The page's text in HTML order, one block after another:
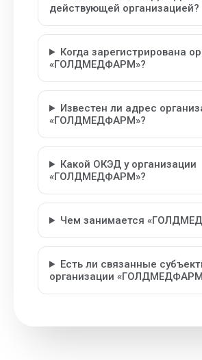
действующей организацией?
Когда зарегистрирована
«ГОЛДМЕДФАРМ»?
Известен ли адрес
«ГОЛДМЕДФАРМ»?
Какой ОКЭД у организации
«ГОЛДМЕДФАРМ»?
Чем занимается
Есть ли связанные
организации